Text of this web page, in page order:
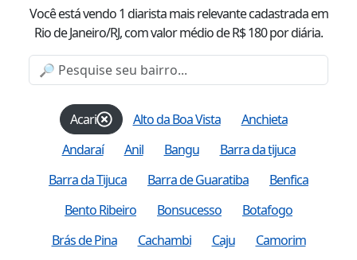
Você está vendo1 diarista mais relevante cadastrada em
Rio de Janeiro/RJ, com valormédiode R$180por diária.
Acari Alto da Boa Vista
Anchieta
Andaraí
Anil Bangu
Barra da tijuca
Barra da Tijuca
Barra de Guaratiba
Benfica
Bento Ribeiro
Bonsucesso
Botafogo
Brás de Pina
Cachambi Caju
Camorim